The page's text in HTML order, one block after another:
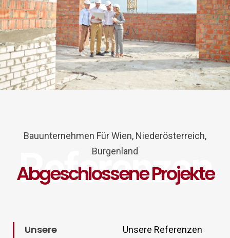
Referenzen
Bauunternehmen Für Wien, Niederösterreich,
Burgenland
Abgeschlossene Projekte
Unsere
Unsere Referenzen